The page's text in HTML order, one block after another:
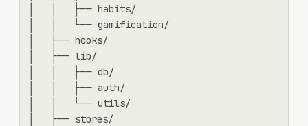
│   │   ├── habits/
│   │   └── gamification/
│   ├── hooks/
│   ├── lib/
│   │   ├── db/
│   │   ├── auth/
│   │   └── utils/
│   ├── stores/